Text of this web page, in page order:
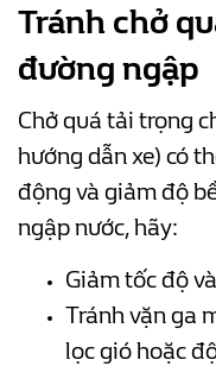
Tránh chở
đường ngập
Chở quá tải trọng
hướng dẫn xe) có
động và giảm độ
ngập nước, hãy:
Giảm tốc độ
Tránh vặn ga
lọc gió hoặc